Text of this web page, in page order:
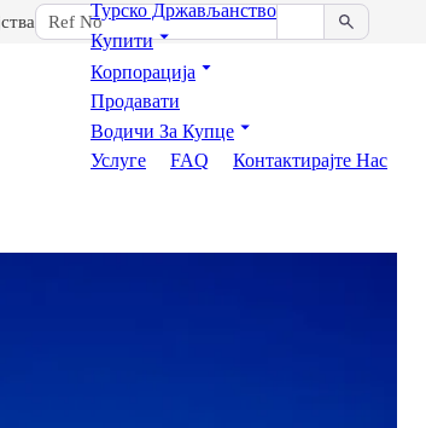
Турско Држављанство
Купити
Корпорација
Продавати
Водичи За Купце
Услуге
FAQ Контактирајте Нас